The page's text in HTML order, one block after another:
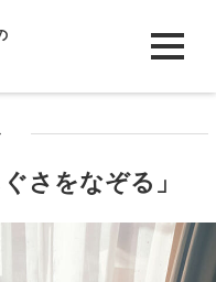
さをなぞる」